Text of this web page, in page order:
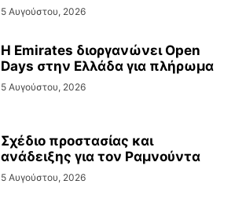
5 Αυγούστου, 2026
Η Emirates διοργανώνει Open
Days στην Ελλάδα για πλήρωμα
5 Αυγούστου, 2026
Σχέδιο προστασίας και
ανάδειξης για τον Ραμνούντα
5 Αυγούστου, 2026